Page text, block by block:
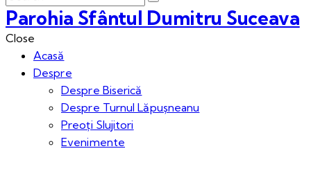
Parohia Sfântul Dumitru Suceava
Close
Acasă
Despre
Despre Biserică
Despre Turnul Lăpușneanu
Preoți Slujitori
Evenimente